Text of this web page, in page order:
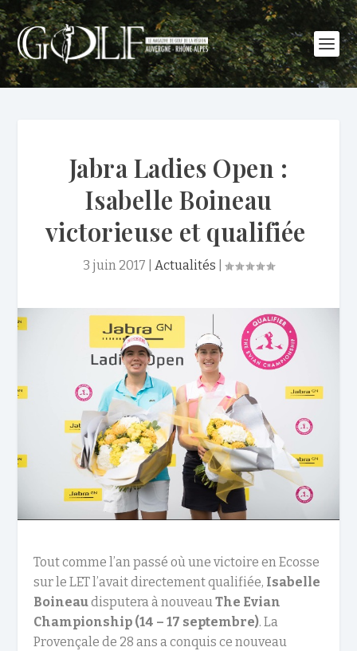
Jabra Ladies Open :
Isabelle Boineau
victorieuse et qualifiée
3 juin 2017 Actualités
Tout comme l’an passé où une victoire en Ecosse
sur le LET l’avait directement qualifiée, Isabelle
Boineaudisputera à nouveauThe Evian
Championship (14 – 17 septembre). La
Provençale de 28 ans a conquis ce nouveau